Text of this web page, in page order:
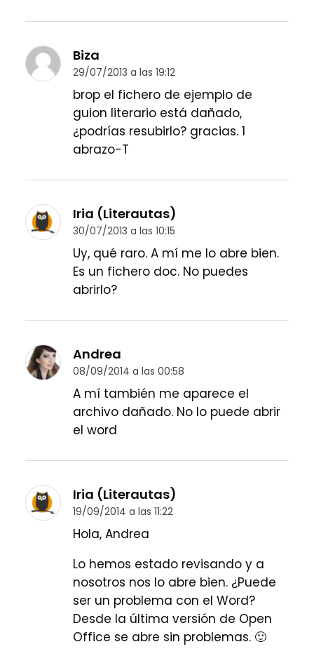
Biza
29/07/2013 a las 19:12
brop el fichero de ejemplo de
guion literario está dañado,
¿podrías resubirlo? gracias. 1
abrazo-T
Iria (Literautas)
30/07/2013 a las 10:15
Uy, qué raro. A mí me lo abre bien.
Es un fichero doc. No puedes
abrirlo?
Andrea
08/09/2014 a las 00:58
A mí también me aparece el
archivo dañado. No lo puede abrir
el word
Iria (Literautas)
19/09/2014 a las 11:22
Hola, Andrea
Lo hemos estado revisando y a
nosotros nos lo abre bien. ¿Puede
ser un problema con el Word?
Desde la última versión de Open
Office se abre sin problemas. 🙂